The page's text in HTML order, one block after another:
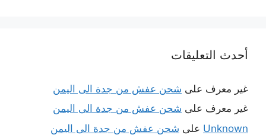
أحدث التعليقات
غير معرف على شحن عفش من جدة الى اليمن
غير معرف على شحن عفش من جدة الى اليمن
Unknown على شحن عفش من جدة الى اليمن